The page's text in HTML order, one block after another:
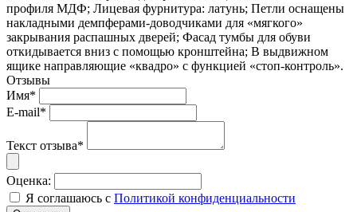
профиля МДФ; Лицевая фурнитура: латунь; Петли оснащены
накладными демпферами-доводчиками для «мягкого»
закрывания распашных дверей; Фасад тумбы для обуви
откидывается вниз с помощью кронштейна; В выдвижном
ящике направляющие «квадро» с функцией «стоп-контроль».
Отзывы
Имя*
E-mail*
Текст отзыва*
Оценка:
Я соглашаюсь с Политикой конфиденциальности